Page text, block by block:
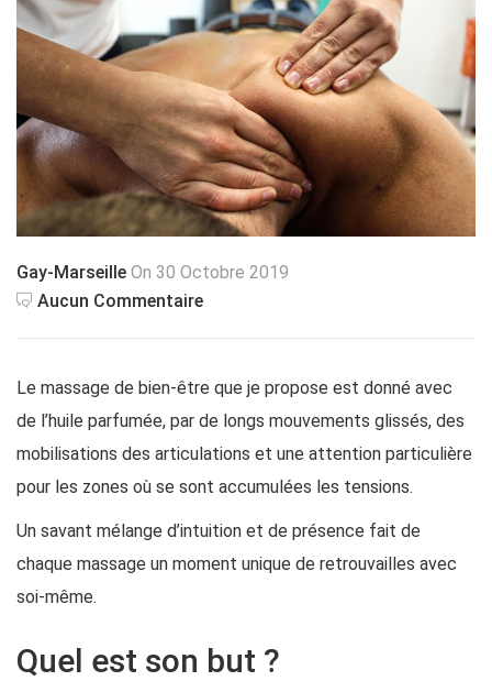
Gay-Marseille On 30 Octobre 2019
Aucun Commentaire
Le massage de bien-être que je propose est donné avec
de l’huile parfumée, par de longs mouvements glissés, des
mobilisations des articulations et une attention particulière
pour les zones où se sont accumulées les tensions.
Un savant mélange d’intuition et de présence fait de
chaque massage un moment unique de retrouvailles avec
soi-même.
Quel est son but ?